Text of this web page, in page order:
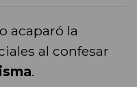
acaparó la
al confesar
.